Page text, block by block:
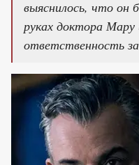
выяснилось, что он
руках доктора
ответственность